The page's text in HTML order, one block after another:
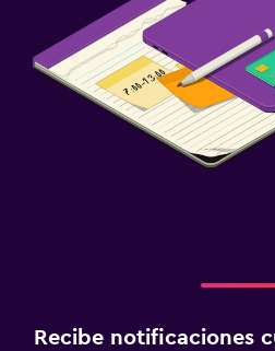
Recibe notificaciones